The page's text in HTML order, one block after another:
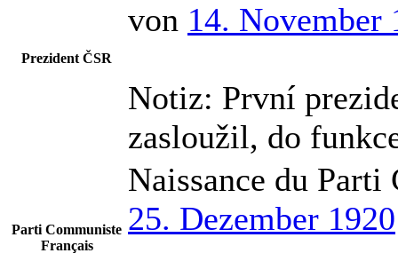
Prezident ČSR
von 14. November
Notiz: První
zasloužil, do
Parti Communiste
Français
Naissance du Parti
25. Dezember 1920